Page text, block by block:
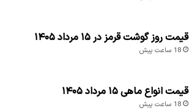
قیمت روز گوشت قرمز در ۱۵ مرداد ۱۴۰۵
18 ساعت پیش
قیمت انواع ماهی ۱۵ مرداد ۱۴۰۵
18 ساعت پیش